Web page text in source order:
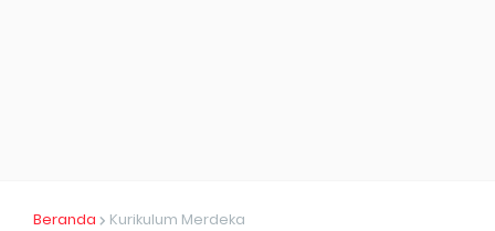
Beranda Kurikulum Merdeka